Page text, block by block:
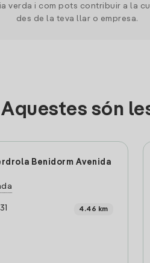
verda i com pots contribuir a la
des de la teva llar o empresa.
Aquestes són
Benidorm Avenida
4.46 km